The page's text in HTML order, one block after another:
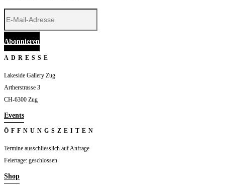
Abonnieren
ADRESSE
Lakeside Gallery Zug
Artherstrasse 3
CH-6300 Zug
Events
ÖFFNUNGSZEITEN
Termine ausschliesslich auf Anfrage
Feiertage: geschlossen
Shop